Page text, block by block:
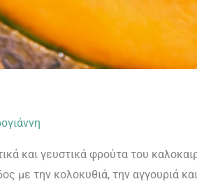
και γευστικά φρούτα του
με την κολοκυθιά, την αγγουριά